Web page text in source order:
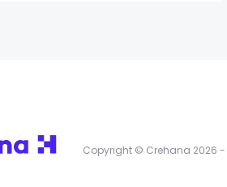
Copyright © Crehana 2026 -